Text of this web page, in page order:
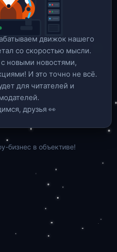
движок нашего
со скоростью мысли.
новыми новостями,
И это точно не всё.
для читателей и
друзья 👀
бизнес в объективе!